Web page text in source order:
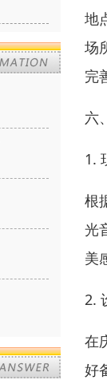
地
场
完
六
1.
根
光
美
2.
在
好